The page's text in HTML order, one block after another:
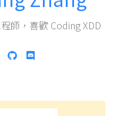
師，喜歡 Coding XDD